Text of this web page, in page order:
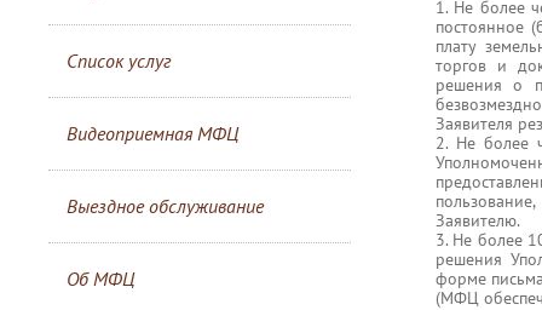
Список услуг
Видеоприемная МФЦ
Выездное обслуживание
Об МФЦ
1. Не более
постоянное
плату
торгов и
решения о
Заявителя
2. Не более
Заявителю.
3. Не более
решения
форме
(МФЦ